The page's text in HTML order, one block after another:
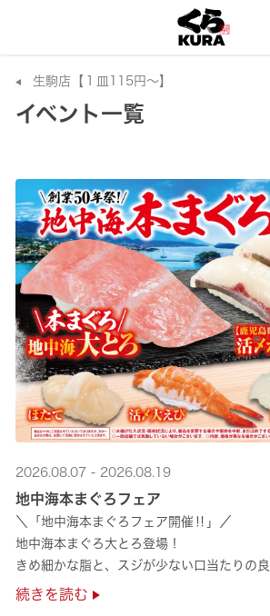
生駒店【１皿115円～】
イベント一覧
2026.08.07 - 2026.08.19
地中海本まぐろフェア
＼「地中海本まぐろフェア開催‼」／
地中海本まぐろ大とろ登場！
きめ細かな脂と、スジが少ない口当たりの
さらに、鹿児島で育った高級魚【鹿児島県
続きを読む